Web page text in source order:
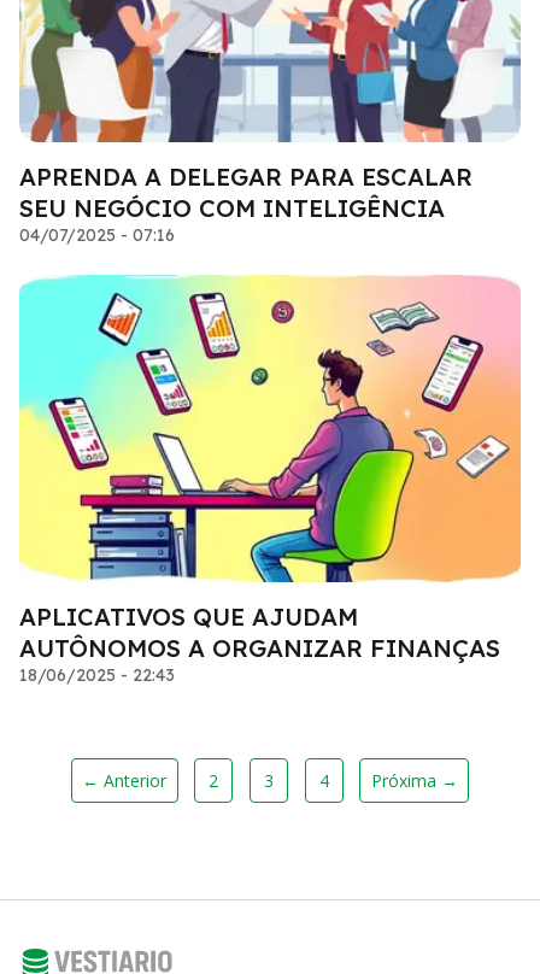
APRENDA A DELEGAR PARA ESCALAR
SEU NEGÓCIO COM INTELIGÊNCIA
04/07/2025 - 07:16
APLICATIVOS QUE AJUDAM
AUTÔNOMOS A ORGANIZAR FINANÇAS
18/06/2025 - 22:43
← Anterior 2 3 4 Próxima →